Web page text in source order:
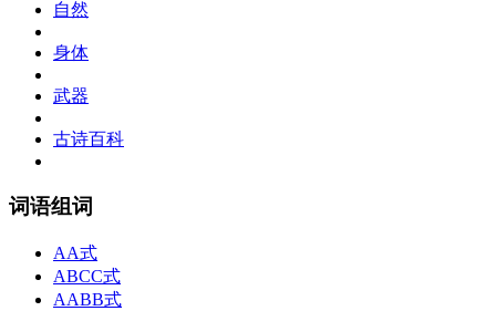
自然
身体
武器
古诗百科
词语组词
AA式
ABCC式
AABB式